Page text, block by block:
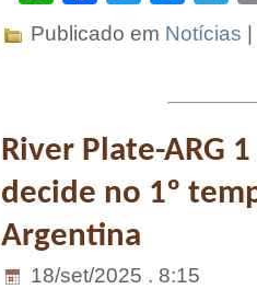
Publicado em Notícias |
River Plate-ARG
decide no 1º
Argentina
18/set/2025 . 8:15